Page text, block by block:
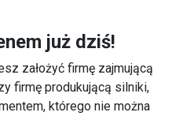
już dziś!
założyć firmę zajmującą
firmę produkującą silniki,
którego nie można